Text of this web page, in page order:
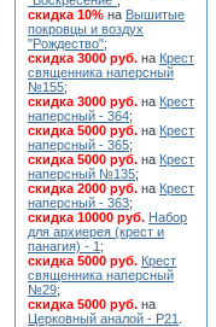
скидка 10% на Вышитые
покровцы и воздух
"Рождество";
скидка 3000 руб. на Крест
священника наперсный
№155;
скидка 3000 руб. на Крест
наперсный - 364;
скидка 5000 руб. на Крест
наперсный - 365;
скидка 5000 руб. на Крест
наперсный №135;
скидка 2000 руб. на Крест
наперсный - 363;
скидка 10000 руб. Набор
для архиерея (крест и
панагия) - 1 ;
скидка 5000 руб. Крест
священника наперсный
№29;
скидка 5000 руб. на
Церковный аналой - Р21